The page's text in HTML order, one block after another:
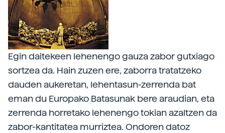
Egin daitekeen lehenengo gauza zabor gutxiago
sortzea da. Hain zuzen ere, zaborra tratatzeko
dauden aukeretan, lehentasun-zerrenda bat
eman du Europako Batasunak bere araudian, eta
zerrenda horretako lehenengo tokian azaltzen da
zabor-kantitatea murriztea. Ondoren datoz